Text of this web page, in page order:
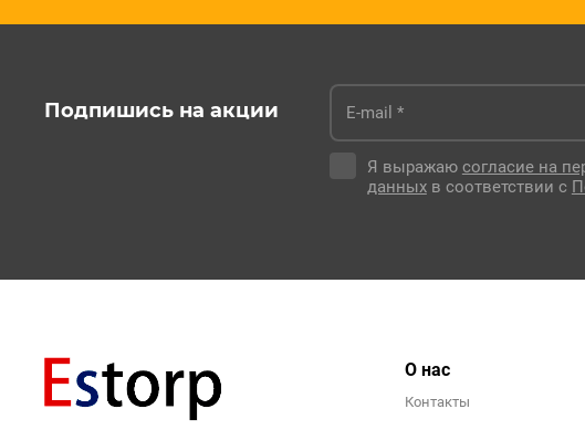
Подпишись на акции
Я выражаю согласие на
данныхв соответствии с
О нас
Контакты